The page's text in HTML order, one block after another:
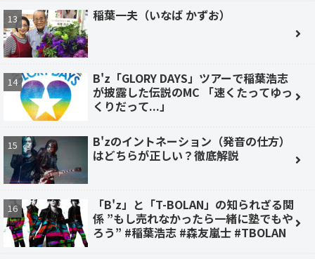
稲葉一夫（いなば かずお）
B'z「GLORY DAYS」ツアーで稲葉浩志
が披露した伝説のMC 「速くたってゆっ
くりだって...」
B'zのイントネーション（発音の仕方）
はどちらが正しい？徹底解説
「B'z」と「T-BOLAN」の知られざる関
係 ”もし売れなかったら一緒に塾でもや
ろう” #稲葉浩志 #森友嵐士 #TBOLAN